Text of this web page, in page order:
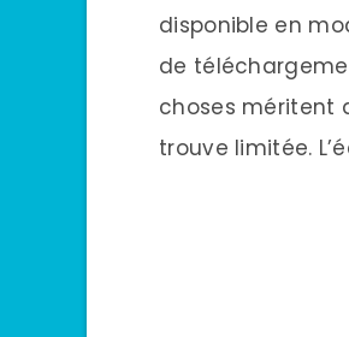
disponible en
de
choses méritent
trouve limitée.